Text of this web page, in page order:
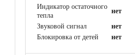
Индикатор остаточного
тепла
нет
Звуковой сигнал
нет
Блокировка от детей
нет